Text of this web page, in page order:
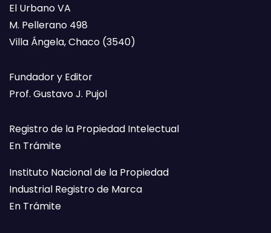
El Urbano VA
M. Pellerano 498
Villa Ángela, Chaco (3540)
Fundador y Editor
Prof. Gustavo J. Pujol
Registro de la Propiedad Intelectual
En Trámite
Instituto Nacional de la Propiedad
Industrial Registro de Marca
En Trámite